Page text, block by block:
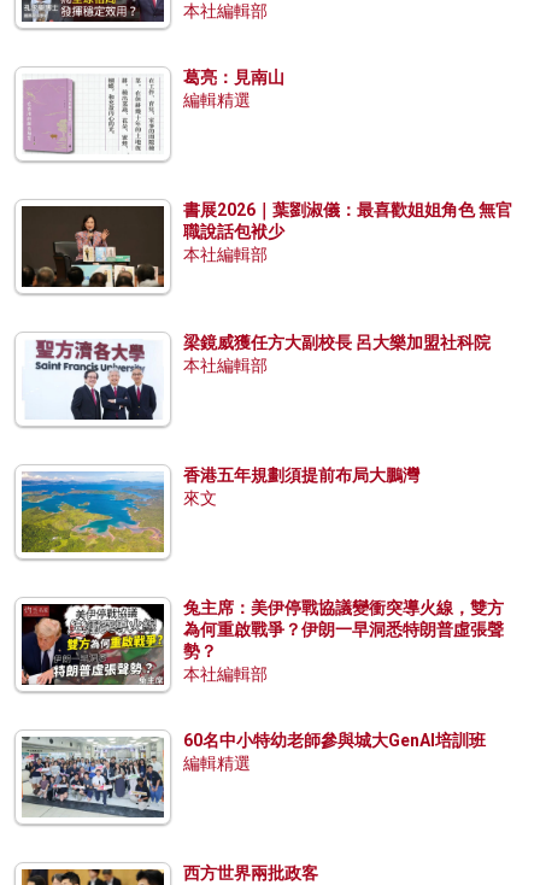
本社編輯部
葛亮：見南山
編輯精選
書展2026｜葉劉淑儀：最喜歡姐姐角色 無官
職說話包袱少
本社編輯部
梁鏡威獲任方大副校長 呂大樂加盟社科院
本社編輯部
香港五年規劃須提前布局大鵬灣
來文
兔主席：美伊停戰協議變衝突導火線，雙方
為何重啟戰爭？伊朗一早洞悉特朗普虛張聲
勢？
本社編輯部
60名中小特幼老師參與城大GenAI培訓班
編輯精選
西方世界兩批政客